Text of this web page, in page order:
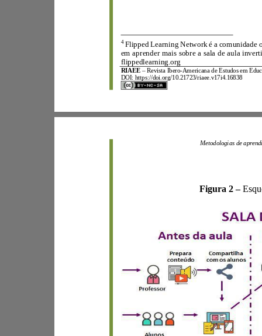
RIAEE – Revista Ibero-
DOI:
https://doi.org/10.21723/riaee.v17i4.16838
4
em aprender
flippedlearning.org
Figura 2–